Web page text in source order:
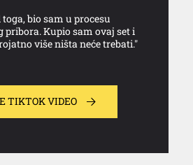
bio sam u procesu
pribora. Kupio sam ovaj set i
više ništa neće trebati."
TIKTOK VIDEO